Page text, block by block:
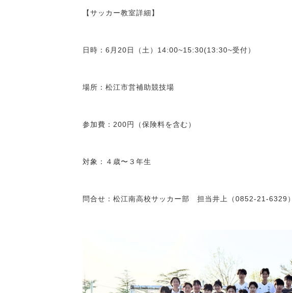
【サッカー教室詳細】
日時：6月20日（土）14:00~15:30(13:30~受付）
場所：松江市営補助競技場
参加費：200円（保険料を含む）
対象：４歳〜３年生
問合せ：松江南高校サッカー部 担当井上（0852-21-6329）